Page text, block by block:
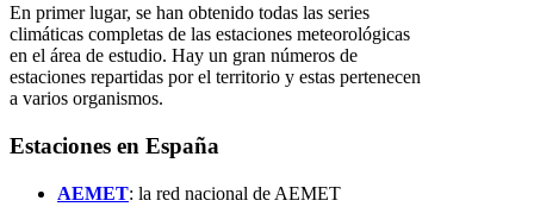
En primer lugar, se han obtenido todas las series
climáticas completas de las estaciones meteorológicas
en el área de estudio. Hay un gran números de
estaciones repartidas por el territorio y estas pertenecen
a varios organismos.
Estaciones en España
AEMET: la red nacional de AEMET